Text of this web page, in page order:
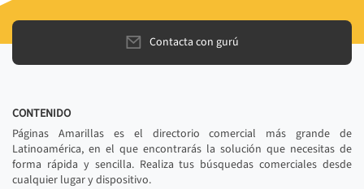
Contacta con gurú
CONTENIDO
Páginas Amarillas es el directorio comercial más grande de
Latinoamérica, en el que encontrarás la solución que necesitas de
forma rápida y sencilla. Realiza tus búsquedas comerciales desde
cualquier lugar y dispositivo.